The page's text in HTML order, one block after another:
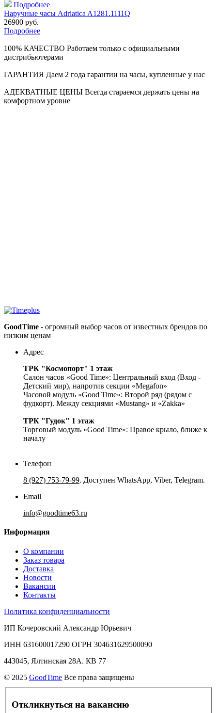
Подробнее
Наручные часы Adriatica A1281.1111Q
26900 руб.
Подробнее
100% КАЧЕСТВО Работаем только с официальными
дистрибьютерами
ГАРАНТИЯ Даем 2 года гарантии на часы, купленные у нас
АДЕКВАТНЫЕ ЦЕНЫ Всегда стараемся держать цены на
комфортном уровне
GoodTime - огромный выбор часов от известных брендов по
низким ценам
Адрес
ТРК "Космопорт" 1 этаж
Салон часов «Good Time»: Центральный вход (Вход -
Детский мир), напротив секции «Megafon»
Часовой модуль «Good Time»: Второй ряд (рядом с
фудкорт). Между секциями «Mustang» и «Zakka»
ТРК "Гудок" 1 этаж
Торговый модуль «Good Time»: Правое крыло, ближе к
началу
Телефон
8 (927) 753-79-99. Доступен WhatsApp, Viber, Telegram.
Email
info@goodtime63.ru
Информация
О компании
Заказ товара
Доставка
Новости
Вакансии
Контакты
Политика конфиденциальности
ИП Кочеровский Александр Юрьевич
ИНН 631600017290 ОГРН 304631629500090
443045, Ялтинская 28А. КВ 77
© 2025 GoodTime Все права защищены
Откликнуться на вакансию